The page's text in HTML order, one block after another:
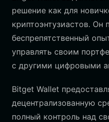
решение как для
криптоэнтузиастов. Он
беспрепятственный
управлять своим
с другими цифровыми
Bitget Wallet
децентрализованную
полный контроль над